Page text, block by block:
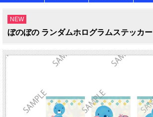
NEW
ぼのぼの ランダムホログラムステッカー